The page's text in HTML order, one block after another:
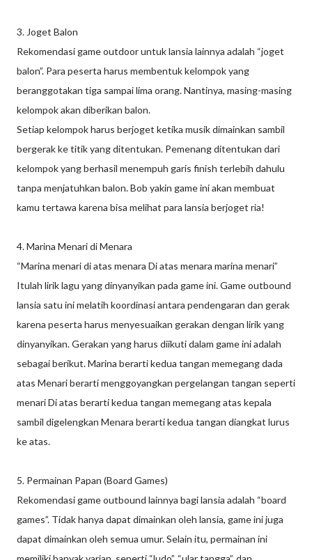
3. Joget Balon
Rekomendasi game outdoor untuk lansia lainnya adalah “joget
balon”. Para peserta harus membentuk kelompok yang
beranggotakan tiga sampai lima orang. Nantinya, masing-masing
kelompok akan diberikan balon.
Setiap kelompok harus berjoget ketika musik dimainkan sambil
bergerak ke titik yang ditentukan. Pemenang ditentukan dari
kelompok yang berhasil menempuh garis finish terlebih dahulu
tanpa menjatuhkan balon. Bob yakin game ini akan membuat
kamu tertawa karena bisa melihat para lansia berjoget ria!
4. Marina Menari di Menara
“Marina menari di atas menara Di atas menara marina menari”
Itulah lirik lagu yang dinyanyikan pada game ini. Game outbound
lansia satu ini melatih koordinasi antara pendengaran dan gerak
karena peserta harus menyesuaikan gerakan dengan lirik yang
dinyanyikan. Gerakan yang harus diikuti dalam game ini adalah
sebagai berikut. Marina berarti kedua tangan memegang dada
atas Menari berarti menggoyangkan pergelangan tangan seperti
menari Di atas berarti kedua tangan memegang atas kepala
sambil digelengkan Menara berarti kedua tangan diangkat lurus
ke atas.
5. Permainan Papan (Board Games)
Rekomendasi game outbound lainnya bagi lansia adalah “board
games”. Tidak hanya dapat dimainkan oleh lansia, game ini juga
dapat dimainkan oleh semua umur. Selain itu, permainan ini